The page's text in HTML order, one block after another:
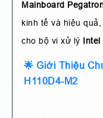
Mainboard
kinh tế và hiệu
cho bộ vi xử lý Intel
🌟 Giới Thiệu
H110D4-M2